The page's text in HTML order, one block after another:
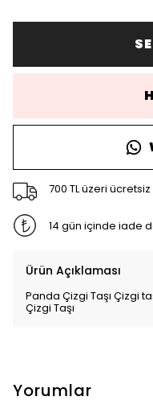
700 TL üzeri
14 gün içinde iade
Ürün Açıklaması
Panda Çizgi Taşı Çizgi
Çizgi Taşı
Yorumlar